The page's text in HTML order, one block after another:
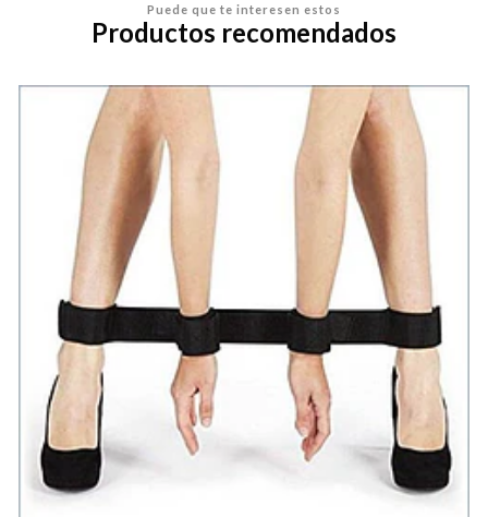
Puede que te interesen estos
Productos recomendados